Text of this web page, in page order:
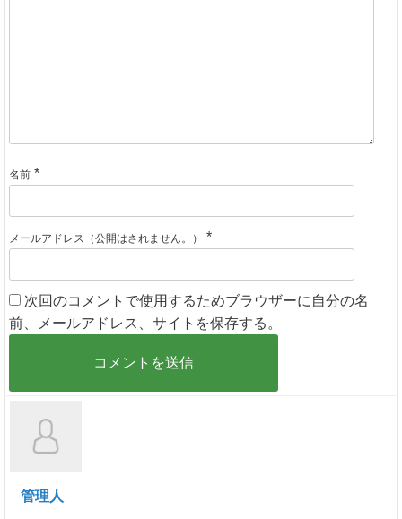
名前 *
メールアドレス（公開はされません。） *
次回のコメントで使用するためブラウザーに自分の名
前、メールアドレス、サイトを保存する。
管理人